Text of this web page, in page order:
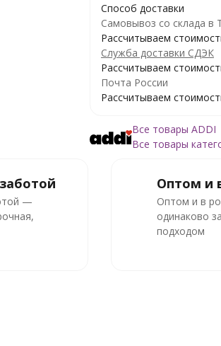
Способ доставки
Самовывоз со склада в
Рассчитываем
Служба доставки СДЭК
Рассчитываем
Почта России
Рассчитываем
Все товары ADDI
Все товары
—
Оптом и
Оптом и в
одинаково
подходом